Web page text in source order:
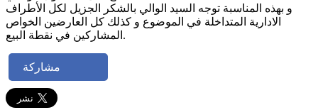
و بهذه المناسبة توجه السيد الوالي بالشكر الجزيل لكل الأطراف
الادارية المتداخلة في الموضوع و كذلك كل العارضين الخواص
المشاركين في نقطة البيع.
مشاركة